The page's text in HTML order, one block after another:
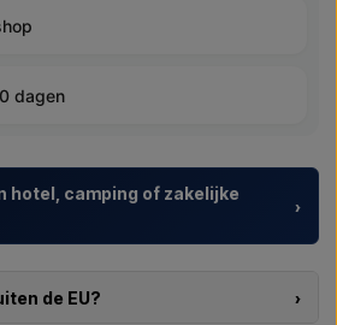
dagen
hotel, camping of zakelijke
›
tot de juiste installatie.
de EU?
›